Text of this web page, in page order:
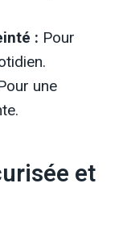
: Pour
une
et